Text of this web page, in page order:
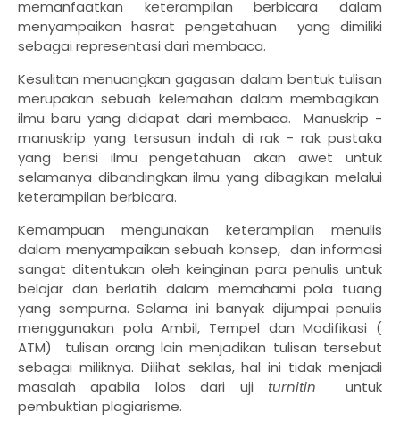
memanfaatkan keterampilan berbicara dalam
menyampaikan hasrat pengetahuan yang dimiliki
sebagai representasi dari membaca.
Kesulitan menuangkan gagasan dalam bentuk tulisan
merupakan sebuah kelemahan dalam membagikan
ilmu baru yang didapat dari membaca. Manuskrip -
manuskrip yang tersusun indah di rak - rak pustaka
yang berisi ilmu pengetahuan akan awet untuk
selamanya dibandingkan ilmu yang dibagikan melalui
keterampilan berbicara.
Kemampuan mengunakan keterampilan menulis
dalam menyampaikan sebuah konsep, dan informasi
sangat ditentukan oleh keinginan para penulis untuk
belajar dan berlatih dalam memahami pola tuang
yang sempurna. Selama ini banyak dijumpai penulis
menggunakan pola Ambil, Tempel dan Modifikasi (
ATM) tulisan orang lain menjadikan tulisan tersebut
sebagai miliknya. Dilihat sekilas, hal ini tidak menjadi
masalah apabila lolos dari uji turnitin untuk
pembuktian plagiarisme.